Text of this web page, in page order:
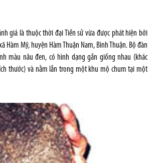
giá là thuộc thời đại Tiền sử vừa được phát hiện bởi
Hàm Mỹ, huyện Hàm Thuận Nam, Bình Thuận. Bộ đàn
màu nâu đen, có hình dạng gần giống nhau (khác
thước) và nằm lẫn trong một khu mộ chum tại một